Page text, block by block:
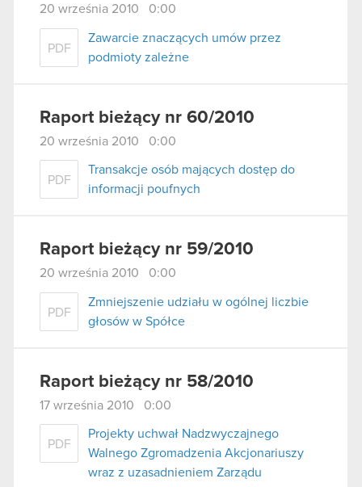
20 września 2010 0:00
PDF
Zawarcie znaczących umów przez
podmioty zależne
Raport bieżący nr 60/2010
20 września 2010 0:00
PDF
Transakcje osób mających dostęp do
informacji poufnych
Raport bieżący nr 59/2010
20 września 2010 0:00
PDF
Zmniejszenie udziału w ogólnej liczbie
głosów w Spółce
Raport bieżący nr 58/2010
17 września 2010 0:00
PDF
Projekty uchwał Nadzwyczajnego
Walnego Zgromadzenia Akcjonariuszy
wraz z uzasadnieniem Zarządu